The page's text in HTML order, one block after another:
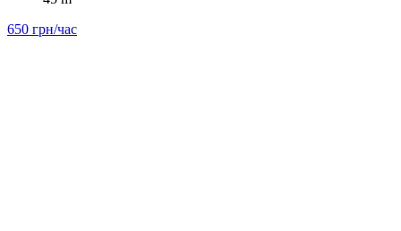
650 грн/час